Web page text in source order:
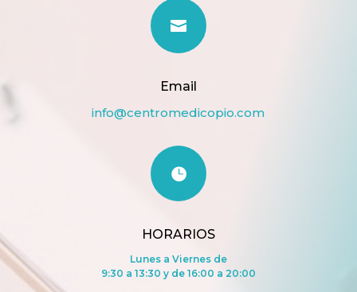

Email
info@centromedicopio.com

HORARIOS
Lunes a Viernes de
9:30 a 13:30 y de 16:00 a 20:00